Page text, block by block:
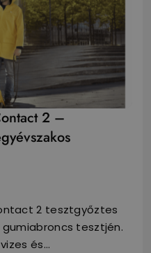
2 –
2 tesztgyőztes
tesztjén.
és…